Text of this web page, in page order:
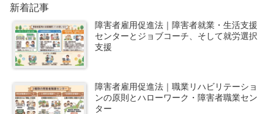
新着記事
障害者雇用促進法｜障害者就業・生活支援
センターとジョブコーチ、そして就労選択
支援
障害者雇用促進法｜職業リハビリテーショ
ンの原則とハローワーク・障害者職業セン
ター